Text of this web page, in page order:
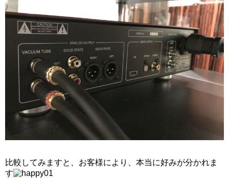
比較してみますと、お客様により、本当に好みが分かれま
す